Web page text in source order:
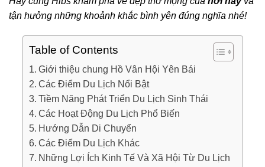
tận hưởng những khoảnh khắc bình yên đúng nghĩa nhé!
Table of Contents
Giới thiệu chung Hồ Vân Hội Yên Bái
Các Điểm Du Lịch Nổi Bật
Tiềm Năng Phát Triển Du Lịch Sinh Thái
Các Hoạt Động Du Lịch Phổ Biến
Hướng Dẫn Di Chuyển
Các Điểm Du Lịch Khác
Những Lợi Ích Kinh Tế Và Xã Hội Từ Du Lịch